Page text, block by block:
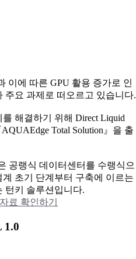
이에 따른 GPU 활용 증가로 인
주요 과제로 떠오르고 있습니다.
해결하기 위해 Direct Liquid
Total Solution』을 출
공랭식 데이터센터를 수랭식으
초기 단계부터 구축에 이르는
턴키 솔루션입니다.
료 확인하기
1.0